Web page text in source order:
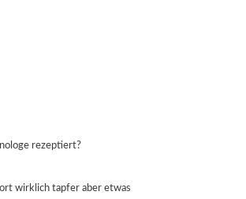
rezeptiert?
wirklich tapfer aber etwas